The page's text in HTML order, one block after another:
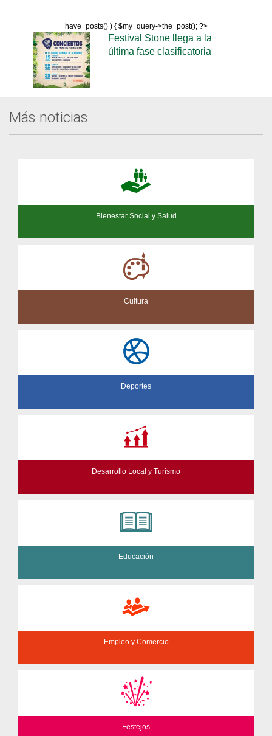
have_posts() ) { $my_query->the_post(); ?>
Festival Stone llega a la
última fase clasificatoria
Más noticias
Bienestar Social y Salud
Cultura
Deportes
Desarrollo Local y Turismo
Educación
Empleo y Comercio
Festejos